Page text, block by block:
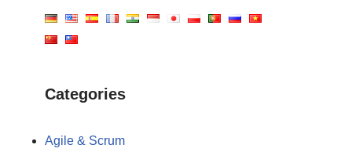
Categories
Agile & Scrum